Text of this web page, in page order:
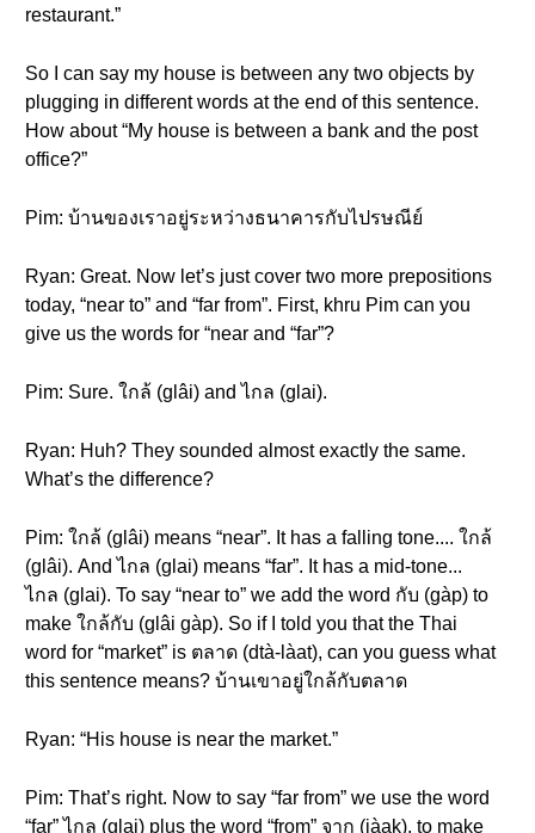
restaurant.”
So I can say my house is between any two objects by
plugging in different words at the end of this sentence.
How about “My house is between a bank and the post
office?”
Pim: บ้านของเราอยู่ระหว่างธนาคารกับไปรษณีย์
Ryan: Great. Now let’s just cover two more prepositions
today, “near to” and “far from”. First, khru Pim can you
give us the words for “near and “far”?
Pim: Sure. ใกล้ (glâi) and ไกล (glai).
Ryan: Huh? They sounded almost exactly the same.
What’s the difference?
Pim: ใกล้ (glâi) means “near”. It has a falling tone.... ใกล้
(glâi). And ไกล (glai) means “far”. It has a mid-tone...
ไกล (glai). To say “near to” we add the word กับ (gàp) to
make ใกล้กับ (glâi gàp). So if I told you that the Thai
word for “market” is ตลาด (dtà-làat), can you guess what
this sentence means? บ้านเขาอยู่ใกล้กับตลาด
Ryan: “His house is near the market.”
Pim: That’s right. Now to say “far from” we use the word
“far” ไกล (glai) plus the word “from” จาก (jàak), to make